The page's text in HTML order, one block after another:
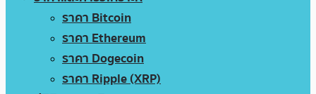
ราคา Bitcoin
ราคา Ethereum
ราคา Dogecoin
ราคา Ripple (XRP)